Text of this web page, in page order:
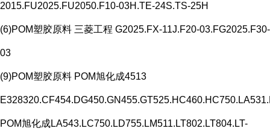
2015.FU2025.FU2050.F10-03H.TE-24S.TS-25H
(6)POM塑胶原料 三菱工程 G2025.FX-11J.F20-03.FG2025.F30-
03
(9)POM塑胶原料 POM旭化成4513
POM旭化成LA543.LC750.LD755.LM511.LT802.LT804.LT-